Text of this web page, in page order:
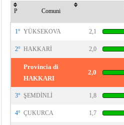
P Comuni
1° YÜKSEKOVA 2,1
2° HAKKARİ 2,0
Provincia di
HAKKARI
2,0
3° ŞEMDİNLİ 1,8
4° ÇUKURCA 1,7